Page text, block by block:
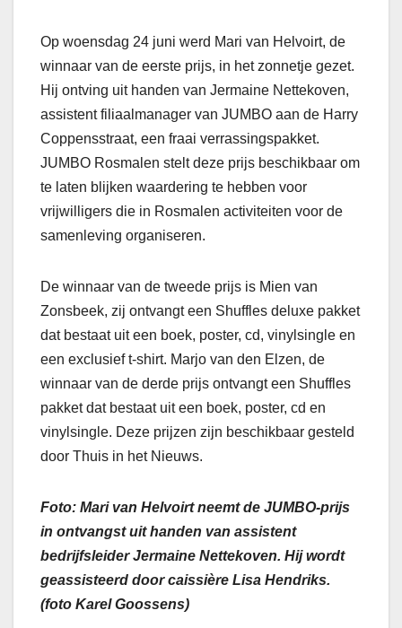
Op woensdag 24 juni werd Mari van Helvoirt, de
winnaar van de eerste prijs, in het zonnetje gezet.
Hij ontving uit handen van Jermaine Nettekoven,
assistent filiaalmanager van JUMBO aan de Harry
Coppensstraat, een fraai verrassingspakket.
JUMBO Rosmalen stelt deze prijs beschikbaar om
te laten blijken waardering te hebben voor
vrijwilligers die in Rosmalen activiteiten voor de
samenleving organiseren.
De winnaar van de tweede prijs is Mien van
Zonsbeek, zij ontvangt een Shuffles deluxe pakket
dat bestaat uit een boek, poster, cd, vinylsingle en
een exclusief t-shirt. Marjo van den Elzen, de
winnaar van de derde prijs ontvangt een Shuffles
pakket dat bestaat uit een boek, poster, cd en
vinylsingle. Deze prijzen zijn beschikbaar gesteld
door Thuis in het Nieuws.
Foto: Mari van Helvoirt neemt de JUMBO-prijs
in ontvangst uit handen van assistent
bedrijfsleider Jermaine Nettekoven. Hij wordt
geassisteerd door caissière Lisa Hendriks.
(foto Karel Goossens)